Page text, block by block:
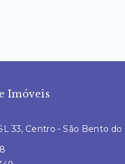
Imóveis
33, Centro - São Bento